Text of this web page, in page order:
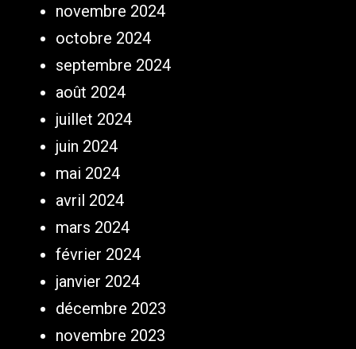
novembre 2024
octobre 2024
septembre 2024
août 2024
juillet 2024
juin 2024
mai 2024
avril 2024
mars 2024
février 2024
janvier 2024
décembre 2023
novembre 2023